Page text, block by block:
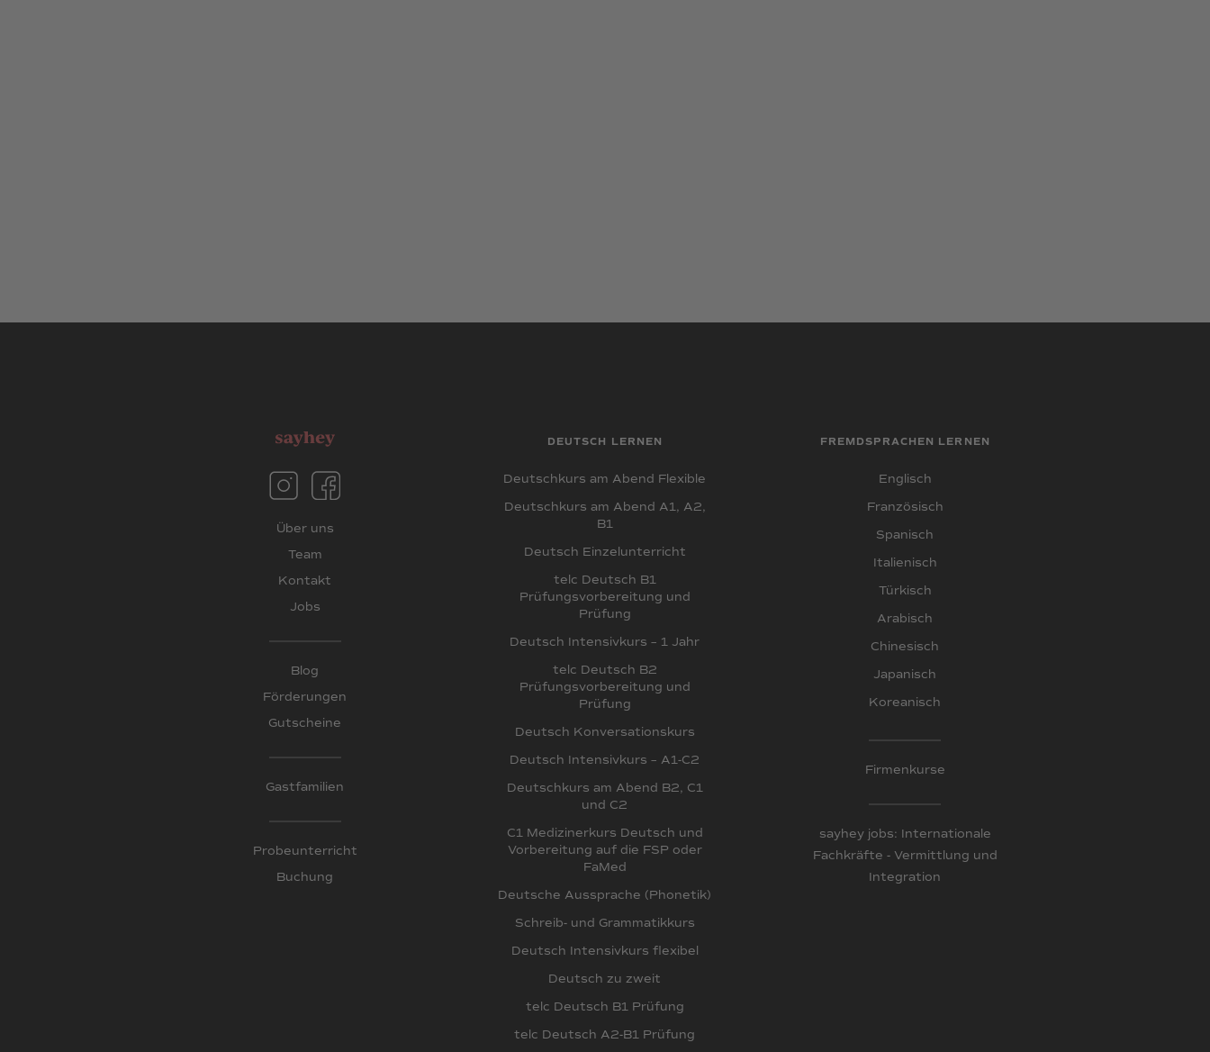
Über uns
Team
Kontakt
Jobs
Blog
Förderungen
Gutscheine
Gastfamilien
Probeunterricht
Buchung
DEUTSCH LERNEN
Deutschkurs am Abend Flexible
Deutschkurs am Abend A1, A2,
B1
Deutsch Einzelunterricht
telc Deutsch B1
Prüfungsvorbereitung und
Prüfung
Deutsch Intensivkurs – 1 Jahr
telc Deutsch B2
Prüfungsvorbereitung und
Prüfung
Deutsch Konversationskurs
Deutsch Intensivkurs – A1-C2
Deutschkurs am Abend B2, C1
und C2
C1 Medizinerkurs Deutsch und
Vorbereitung auf die FSP oder
FaMed
Deutsche Aussprache (Phonetik)
Schreib- und Grammatikkurs
Deutsch Intensivkurs flexibel
Deutsch zu zweit
telc Deutsch B1 Prüfung
telc Deutsch A2-B1 Prüfung
FREMDSPRACHEN LERNEN
Englisch
Französisch
Spanisch
Italienisch
Türkisch
Arabisch
Chinesisch
Japanisch
Koreanisch
Firmenkurse
sayhey jobs: Internationale
Fachkräfte - Vermittlung und
Integration